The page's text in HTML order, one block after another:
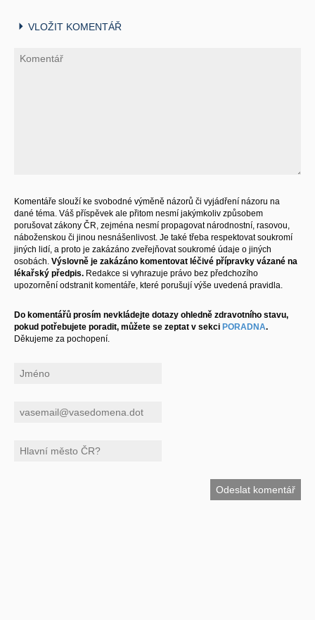
VLOŽIT KOMENTÁŘ
Komentáře slouží ke svobodné výměně názorů či vyjádření názoru na
dané téma. Váš příspěvek ale přitom nesmí jakýmkoliv způsobem
porušovat zákony ČR, zejména nesmí propagovat národnostní, rasovou,
náboženskou či jinou nesnášenlivost. Je také třeba respektovat soukromí
jiných lidí, a proto je zakázáno zveřejňovat soukromé údaje o jiných
osobách. Výslovně je zakázáno komentovat léčivé přípravky vázané na
lékařský předpis. Redakce si vyhrazuje právo bez předchozího
upozornění odstranit komentáře, které porušují výše uvedená pravidla.
Do komentářů prosím nevkládejte dotazy ohledně zdravotního stavu,
pokud potřebujete poradit, můžete se zeptat v sekci PORADNA.
Děkujeme za pochopení.